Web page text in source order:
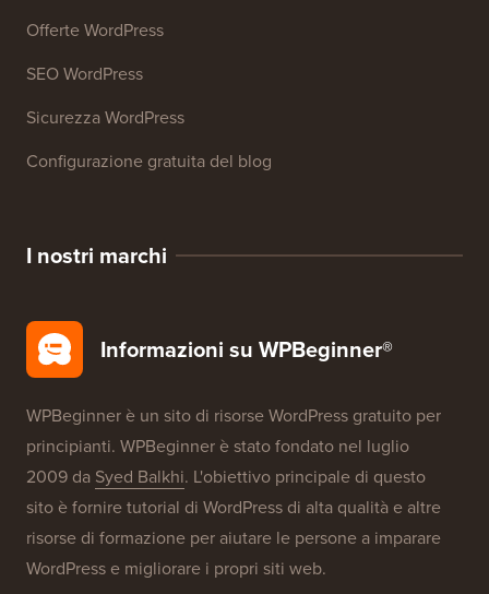
Offerte WordPress
SEO WordPress
Sicurezza WordPress
Configurazione gratuita del blog
I nostri marchi
Informazioni su WPBeginner®
WPBeginner è un sito di risorse WordPress gratuito per
principianti. WPBeginner è stato fondato nel luglio
2009 da Syed Balkhi. L'obiettivo principale di questo
sito è fornire tutorial di WordPress di alta qualità e altre
risorse di formazione per aiutare le persone a imparare
WordPress e migliorare i propri siti web.